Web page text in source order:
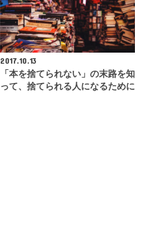
2017.10.13
「本を捨てられない」の末路を知
って、捨てられる人になるために